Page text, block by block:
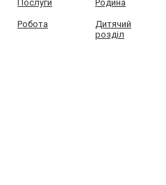
Послуги Родина
Робота
Дитячий
розділ